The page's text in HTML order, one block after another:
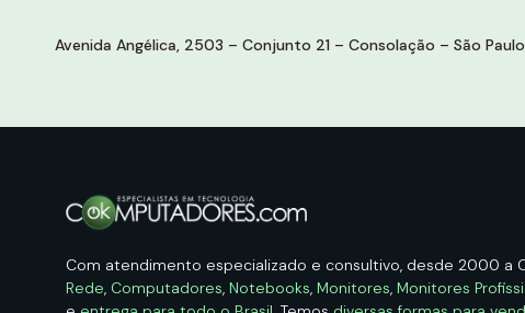
Avenida Angélica, 2503 – Conjunto 21 – Consolação – São
Com atendimento especializado e consultivo, desde 2000 a
Rede, Computadores, Notebooks, Monitores, Monitores